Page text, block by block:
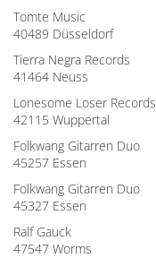
Tomte Music
40489 Düsseldorf
Tierra Negra Records
41464 Neuss
Lonesome Loser Records
42115 Wuppertal
Folkwang Gitarren Duo
45257 Essen
Folkwang Gitarren Duo
45327 Essen
Ralf Gauck
47547 Worms